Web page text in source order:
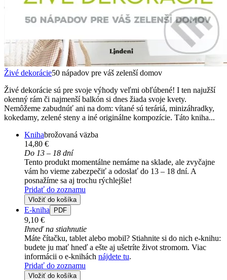
Živé dekorácie50 nápadov pre váš zelenší domov
Živé dekorácie sú pre svoje výhody veľmi obľúbené! I ten najužší
okenný rám či najmenší balkón si dnes žiada svoje kvety.
Nemôžeme zabudnúť ani na dom: vítané sú teráriá, minizáhradky,
kokedamy, zelené steny a iné originálne kompozície. Táto kniha...
Knihabrožovaná väzba
14,80 €
Do 13 – 18 dní
Tento produkt momentálne nemáme na sklade, ale zvyčajne
vám ho vieme zabezpečiť a odoslať do 13 – 18 dní. A
posnažíme sa aj trochu rýchlejšie!
Pridať do zoznamu
Vložiť do košíka
E-kniha PDF
9,10 €
Ihneď na stiahnutie
Máte čítačku, tablet alebo mobil? Stiahnite si do nich e-knihu:
budete ju mať hneď a ešte aj ušetríte život stromom. Viac
informácii o e-knihách nájdete tu.
Pridať do zoznamu
Vložiť do košíka